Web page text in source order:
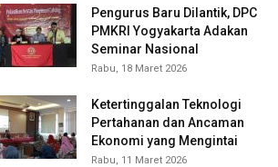
Pengurus Baru Dilantik, DPC
PMKRI Yogyakarta Adakan
Seminar Nasional
Rabu, 18 Maret 2026
Ketertinggalan Teknologi
Pertahanan dan Ancaman
Ekonomi yang Mengintai
Rabu, 11 Maret 2026